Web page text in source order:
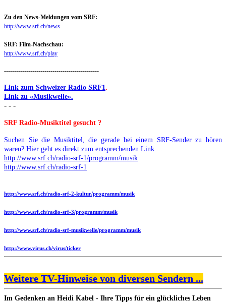
Zu den News-Meldungen vom SRF:
http://www.srf.ch/news
SRF: Film-Nachschau:
http://www.srf.ch/play
-----------------------------------------------
Link zum Schweizer Radio SRF1.
Link zu «Musikwelle».
- - -
SRF Radio-Musiktitel gesucht ?
Suchen Sie die Musiktitel, die gerade bei einem SRF-Sender zu hören
waren? Hier geht es direkt zum entsprechenden Link ...
http://www.srf.ch/radio-srf-1/programm/musik
http://www.srf.ch/radio-srf-1
http://www.srf.ch/radio-srf-2-kultur/programm/musik
http://www.srf.ch/radio-srf-3/programm/musik
http://www.srf.ch/radio-srf-musikwelle/programm/musik
http://www.virus.ch/virus/ticker
Weitere TV-Hinweise von diversen Sendern ...
Im Gedenken an Heidi Kabel - Ihre Tipps für ein glückliches Leben